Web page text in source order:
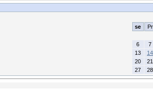
se Pr
6
7
13
14
20
21
27
28